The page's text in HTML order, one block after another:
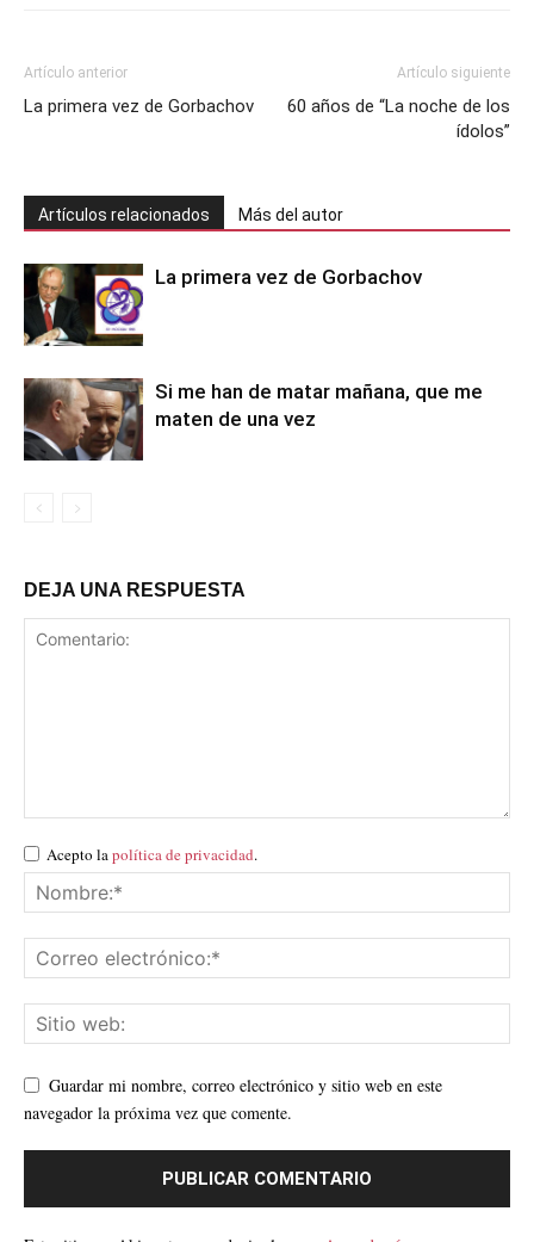
Artículo anterior
La primera vez de Gorbachov
Artículo siguiente
60 años de “La noche de los
ídolos”
Artículos relacionados Más del autor
La primera vez de Gorbachov
Si me han de matar mañana, que me
maten de una vez
DEJA UNA RESPUESTA
Acepto lapolítica de privacidad.
Guardar mi nombre, correo electrónico y sitio web en este
navegador la próxima vez que comente.